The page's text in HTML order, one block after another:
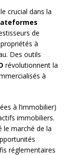
crucial dans la
de
à
Des outils
révolutionnent la
à
à l’immobilier)
immobiliers.
marché de la
réglementaires